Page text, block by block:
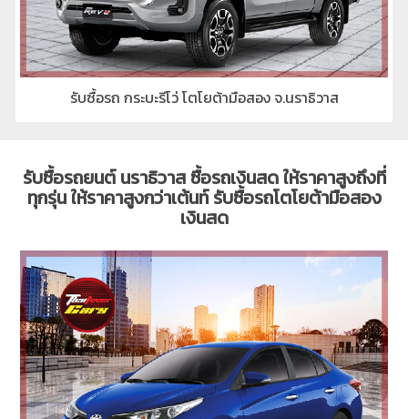
รับซื้อรถ กระบะรีโว่ โตโยต้ามือสอง จ.นราธิวาส
รับซื้อรถยนต์ นราธิวาส ซื้อรถเงินสด ให้ราคาสูงถึงที่
ทุกรุ่น ให้ราคาสูงกว่าเต้นท์ รับซื้อรถโตโยต้ามือสอง
เงินสด